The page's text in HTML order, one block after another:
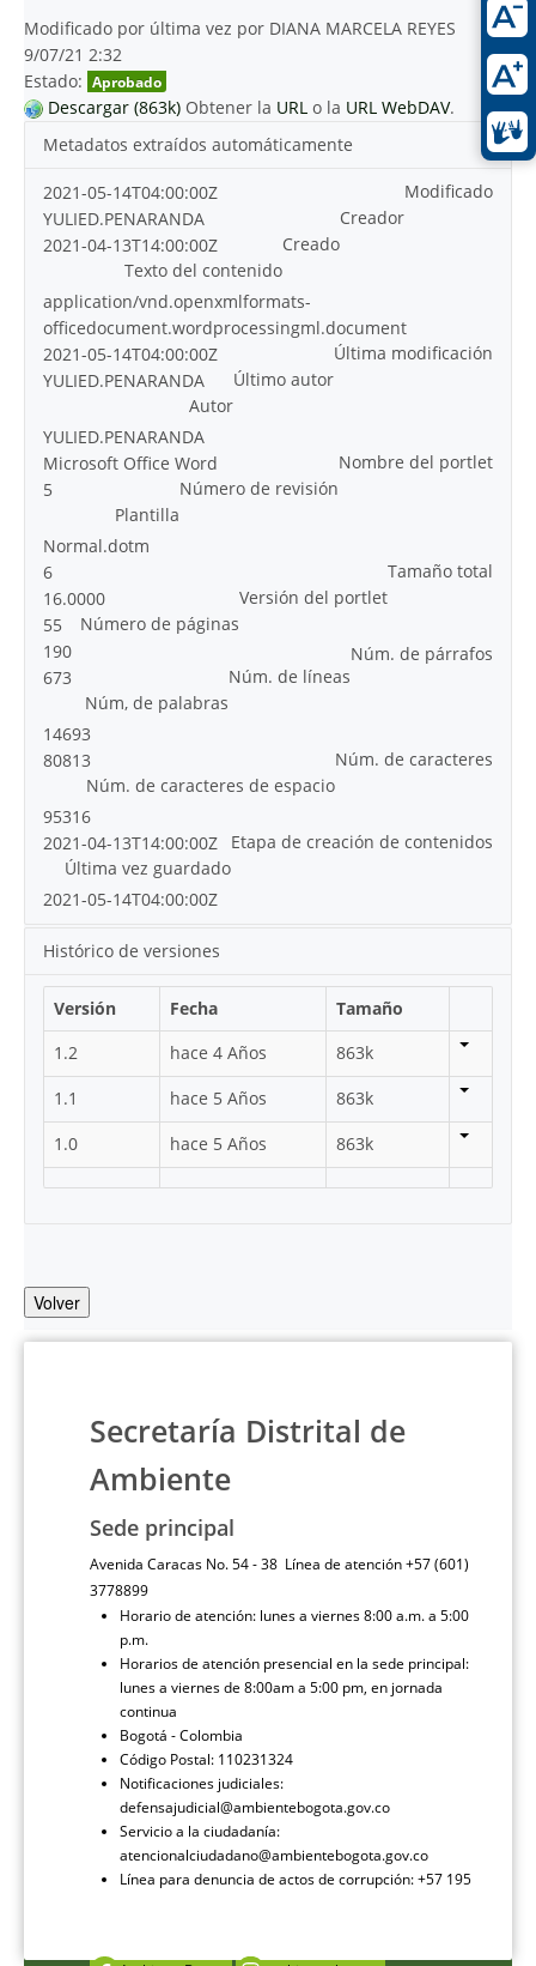
Modificado por última vez por DIANA MARCELA REYES
9/07/21 2:32
Estado: Aprobado
Descargar (863k) Obtener la URL o la URL WebDAV.
Metadatos extraídos automáticamente
Modificado
2021-05-14T04:00:00Z
Creador
YULIED.PENARANDA
Creado
2021-04-13T14:00:00Z
Texto del contenido
application/vnd.openxmlformats-
officedocument.wordprocessingml.document
Última modificación
2021-05-14T04:00:00Z
Último autor
YULIED.PENARANDA
Autor
YULIED.PENARANDA
Nombre del portlet
Microsoft Office Word
Número de revisión
5
Plantilla
Normal.dotm
Tamaño total
6
Versión del portlet
16.0000
Número de páginas
55
Núm. de párrafos
190
Núm. de líneas
673
Núm, de palabras
14693
Núm. de caracteres
80813
Núm. de caracteres de espacio
95316
Etapa de creación de contenidos
2021-04-13T14:00:00Z
Última vez guardado
2021-05-14T04:00:00Z
Histórico de versiones
Versión Fecha
Tamaño
1.2
hace 4 Años
863k
1.1
hace 5 Años
863k
1.0
hace 5 Años 863k
Volver
Secretaría Distrital de
Ambiente
Sede principal
Avenida Caracas No. 54 - 38 Línea de atención +57 (601)
3778899
Horario de atención: lunes a viernes 8:00 a.m. a 5:00
p.m.
Horarios de atención presencial en la sede principal:
lunes a viernes de 8:00am a 5:00 pm, en jornada
continua
Bogotá - Colombia
Código Postal: 110231324
Notificaciones judiciales:
defensajudicial@ambientebogota.gov.co
Servicio a la ciudadanía:
atencionalciudadano@ambientebogota.gov.co
Línea para denuncia de actos de corrupción: +57 195